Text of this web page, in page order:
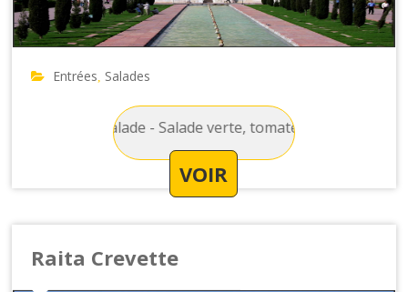
Entrées Salades
: Taj Salade - Salade verte, tomate, concombre, mais,
VOIR
Raita Crevette